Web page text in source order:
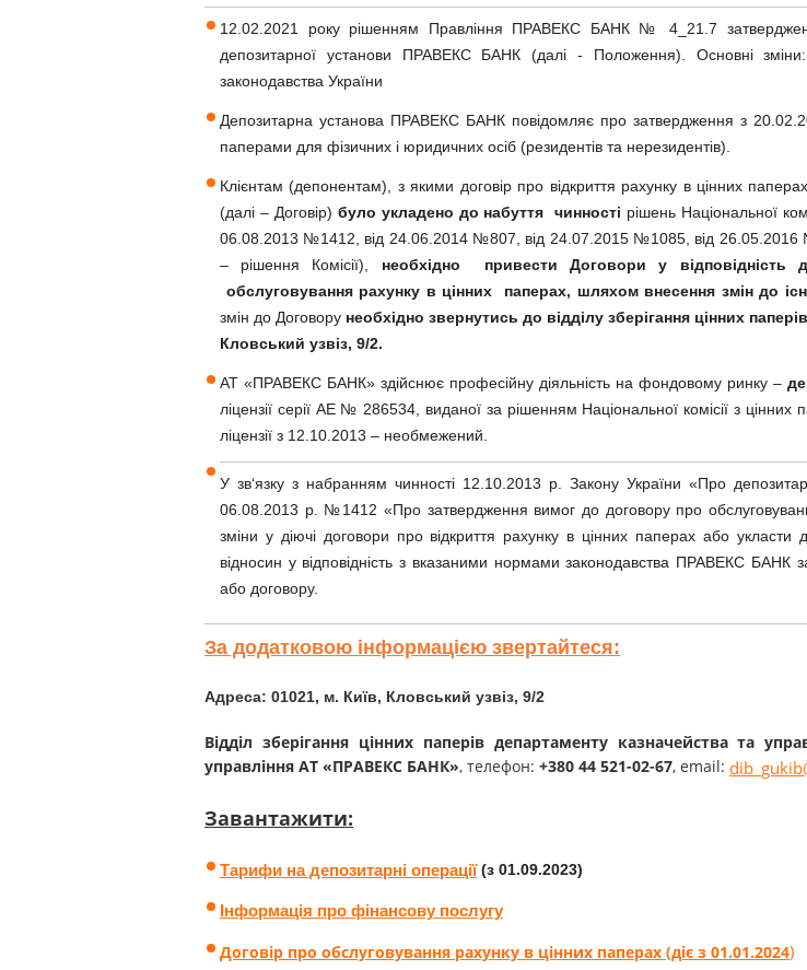
12.02.2021 року рішенням Правління ПРАВЕКС БАНК № 4_21.7
депозитарної установи ПРАВЕКС БАНК (далі - Положення). Основні
законодавства України
Депозитарна установа ПРАВЕКС БАНК повідомляє про затвердження з
паперами для фізичних і юридичних осіб (резидентів та нерезидентів).
Клієнтам (депонентам), з якими договір про відкриття рахунку в цінних
(далі – Договір) було укладено до набуття чинності рішень Національної
06.08.2013 №1412, від 24.06.2014 №807, від 24.07.2015 №1085, від
– рішення Комісії), необхідно привести Договори у
обслуговування рахунку в цінних паперах, шляхом внесення змін до
змін до Договору необхідно звернутись до відділу зберігання цінних
Кловський узвіз, 9/2.
АТ «ПРАВЕКС БАНК» здійснює професійну діяльність на фондовому ринку –
ліцензії серії АЕ № 286534, виданої за рішенням Національної комісії з
ліцензії з 12.10.2013 – необмежений.
У зв‘язку з набранням чинності 12.10.2013 р. Закону України «Про
06.08.2013 р. №1412 «Про затвердження вимог до договору про
зміни у діючі договори про відкриття рахунку в цінних паперах або
відносин у відповідність з вказаними нормами законодавства ПРАВЕКС
або договору.
За додатковою інформацією звертайтеся:
Адреса: 01021, м. Київ, Кловський узвіз, 9/2
Відділ зберігання цінних паперів департаменту казначейства та
управління АТ «ПРАВЕКС БАНК», телефон: +380 44 521-02-67, email:
Завантажити:
Тарифи на депозитарні операції(з 01.09.2023)
Інформація про фінансову послугу
Договір про обслуговування рахунку в цінних паперах (діє з 01.01.2024)